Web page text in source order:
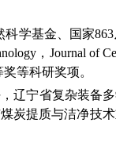
学基金、国家
，Journal of
等科研奖项。
辽宁省复杂装备
炭提质与洁净技